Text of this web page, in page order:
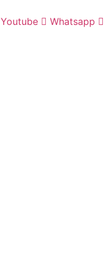
Youtube Whatsapp